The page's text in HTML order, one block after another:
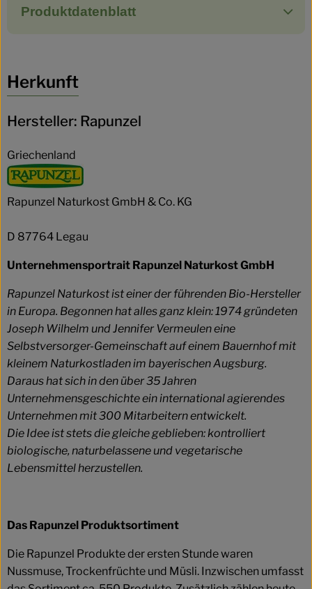
Produktdatenblatt
Herkunft
Hersteller: Rapunzel
Griechenland
Rapunzel Naturkost GmbH & Co. KG
D 87764 Legau
Unternehmensportrait Rapunzel Naturkost GmbH
Rapunzel Naturkost ist einer der führenden Bio-Hersteller
in Europa. Begonnen hat alles ganz klein: 1974 gründeten
Joseph Wilhelm und Jennifer Vermeulen eine
Selbstversorger-Gemeinschaft auf einem Bauernhof mit
kleinem Naturkostladen im bayerischen Augsburg.
Daraus hat sich in den über 35 Jahren
Unternehmensgeschichte ein international agierendes
Unternehmen mit 300 Mitarbeitern entwickelt.
Die Idee ist stets die gleiche geblieben: kontrolliert
biologische, naturbelassene und vegetarische
Lebensmittel herzustellen.
Das Rapunzel Produktsortiment
Die Rapunzel Produkte der ersten Stunde waren
Nussmuse, Trockenfrüchte und Müsli. Inzwischen umfasst